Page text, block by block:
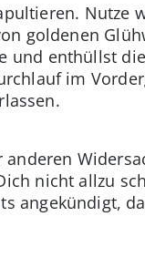
Nutze
goldenen
und enthüllst die
im
nicht allzu
angekündigt,